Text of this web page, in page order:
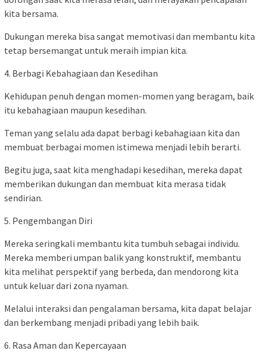
kita bersama.
Dukungan mereka bisa sangat memotivasi dan membantu kita
tetap bersemangat untuk meraih impian kita.
4. Berbagi Kebahagiaan dan Kesedihan
Kehidupan penuh dengan momen-momen yang beragam, baik
itu kebahagiaan maupun kesedihan.
Teman yang selalu ada dapat berbagi kebahagiaan kita dan
membuat berbagai momen istimewa menjadi lebih berarti.
Begitu juga, saat kita menghadapi kesedihan, mereka dapat
memberikan dukungan dan membuat kita merasa tidak
sendirian.
5. Pengembangan Diri
Mereka seringkali membantu kita tumbuh sebagai individu.
Mereka memberi umpan balik yang konstruktif, membantu
kita melihat perspektif yang berbeda, dan mendorong kita
untuk keluar dari zona nyaman.
Melalui interaksi dan pengalaman bersama, kita dapat belajar
dan berkembang menjadi pribadi yang lebih baik.
6. Rasa Aman dan Kepercayaan